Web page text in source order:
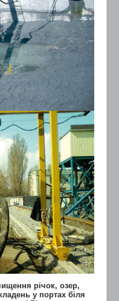
річок, озер,
у портах біля